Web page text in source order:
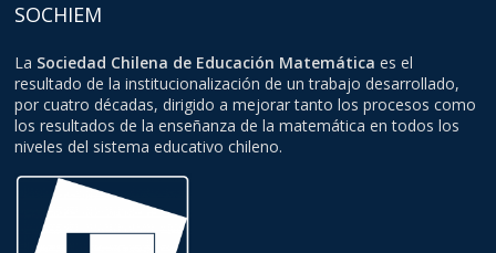
SOCHIEM
La Sociedad Chilena de Educación Matemática es el
resultado de la institucionalización de un trabajo desarrollado,
por cuatro décadas, dirigido a mejorar tanto los procesos como
los resultados de la enseñanza de la matemática en todos los
niveles del sistema educativo chileno.